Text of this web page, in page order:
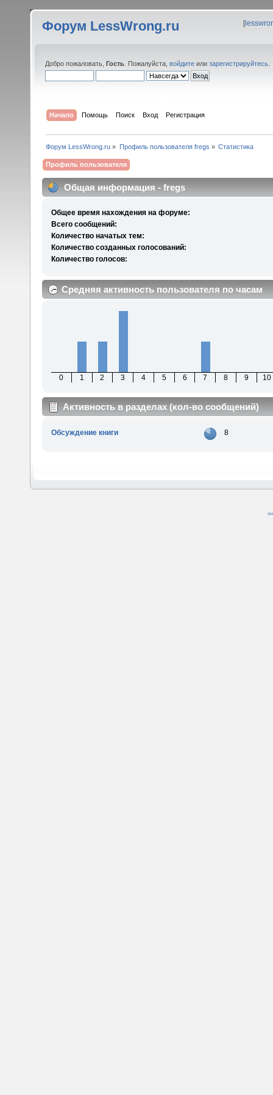
Форум LessWrong.ru [
Добро пожаловать, Гость . Пожалуйста, войдите или зарегистрируйтесь
Начало Помощь Поиск Вход Регистрация
Форум LessWrong.ru » Профиль пользователя fregs » Статистика
Профиль пользователя
Общая информация - fregs
Общее время нахождения на форуме:
Всего сообщений:
Количество начатых тем:
Количество созданных голосований:
Количество голосов:
Средняя активность пользователя по часам
0 1 2 3 4 5 6 7 8 9 10
Активность в разделах (кол-во сообщений)
Обсуждение книги 8